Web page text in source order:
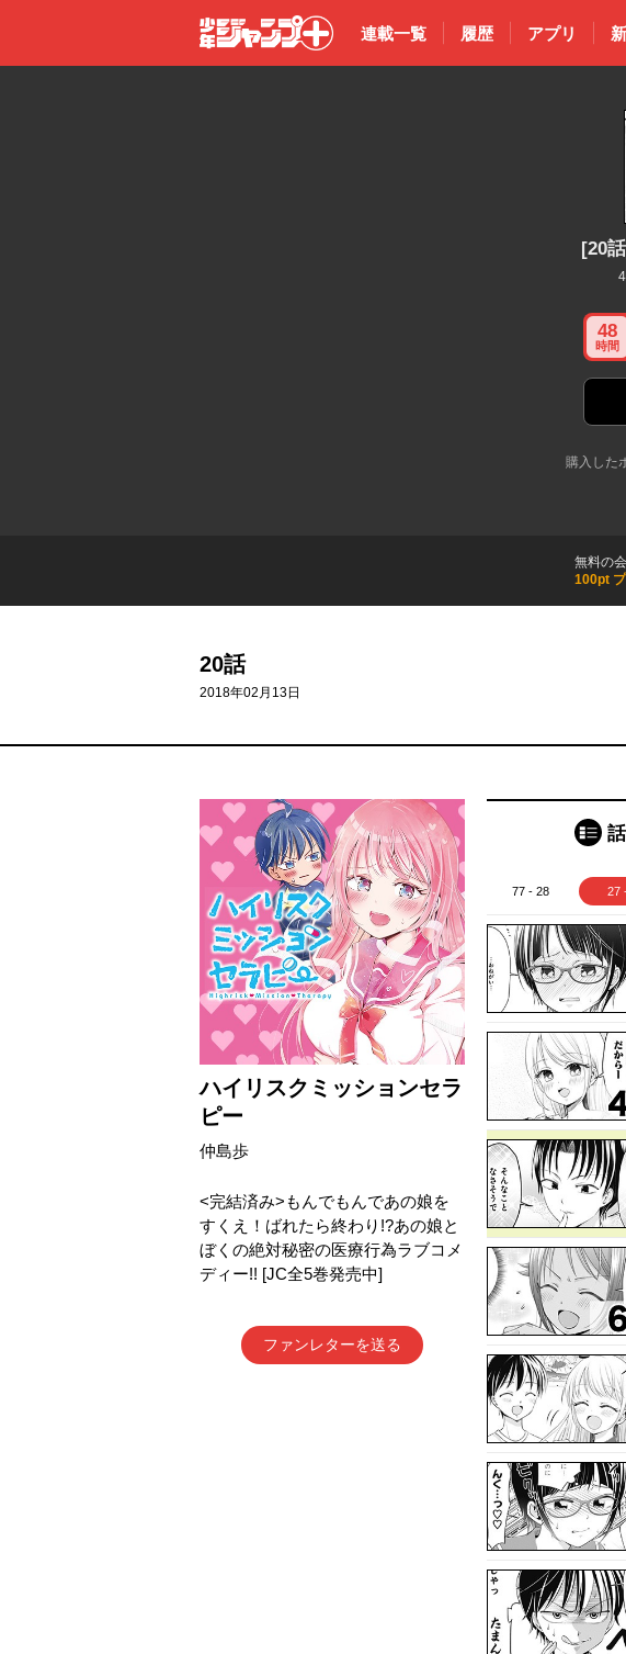
少年ジャン
連載一覧 履歴 アプリ
[20
48
時間
購入した
無料の
100pt プ
20話
2018年02月13日
ハイリスクミッションセラ
ピー
仲島歩
<完結済み>もんでもんであの娘を
すくえ！ばれたら終わり!?あの娘と
ぼくの絶対秘密の医療行為ラブコメ
ディー!! [JC全5巻発売中]
ファンレターを送る
77 - 28 27